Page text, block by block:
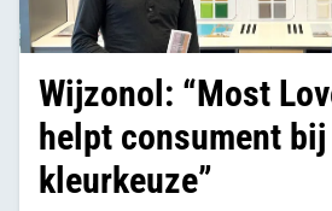
Wijzonol: “Most
helpt consument bij
kleurkeuze”